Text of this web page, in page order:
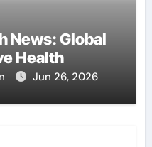
News: Global
Health
Jun 26, 2026